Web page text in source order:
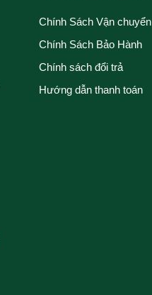
Chính Sách Vận chuyển
Chính Sách Bảo Hành
Chính sách đổi trả
Hướng dẫn thanh toán